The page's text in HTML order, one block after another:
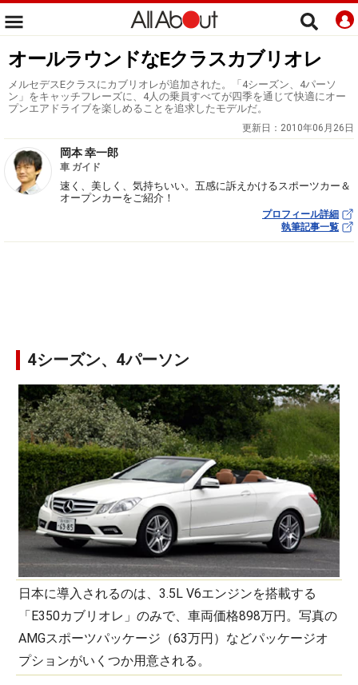
オールラウンドなEクラスカブリオレ
メルセデスEクラスにカブリオレが追加された。「4シーズン、4パーソ
ン」をキャッチフレーズに、4人の乗員すべてが四季を通じて快適にオー
プンエアドライブを楽しめることを追求したモデルだ。
更新日： 2010年06月26日
岡本 幸一郎
車 ガイド
速く、美しく、気持ちいい。五感に訴えかけるスポーツカー＆
オープンカーをご紹介！
プロフィール詳細
執筆記事一覧
4シーズン、4パーソン
日本に導入されるのは、3.5L V6エンジンを搭載する
「E350カブリオレ」のみで、車両価格898万円。写真の
AMGスポーツパッケージ（63万円）などパッケージオ
プションがいくつか用意される。